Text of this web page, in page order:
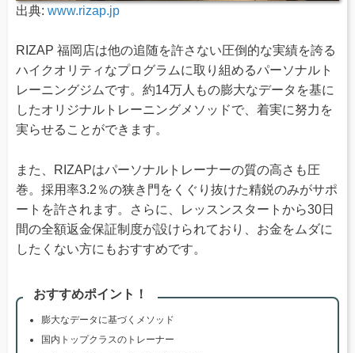
出典: www.rizap.jp
RIZAP 福岡店は他の追随を許さない圧倒的な実績を誇る
ハイクオリティなプログラムに取り組めるパーソナルト
レーニングジムです。約14万人もの膨大なデータを基に
したオリジナルトレーニングメソッドで、着実に努力を
実らせることができます。
また、RIZAPはパーソナルトレーナーの質の高さも圧
巻。採用率3.2％の狭き門をくぐり抜けた精鋭のみがサポ
ートを許されます。さらに、レッスンスタートから30日
間の全額返金保証制度が設けられており、お金をムダに
したくない方にもおすすめです。
おすすめポイント！
膨大なデータに基づくメソッド
国内トップクラスのトレーナー